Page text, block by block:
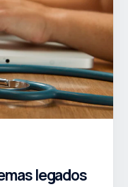
legados